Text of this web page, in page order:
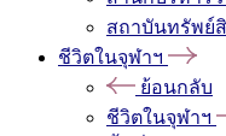
สถาบันทรัพย์
ชีวิตในจุฬาฯ
ย้อนกลับ
ชีวิตในจุฬาฯ